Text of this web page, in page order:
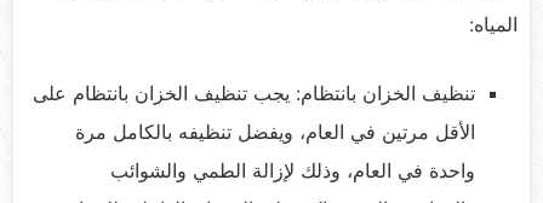
المياه:
تنظيف الخزان بانتظام: يجب تنظيف الخزان بانتظام على
الأقل مرتين في العام، ويفضل تنظيفه بالكامل مرة
واحدة في العام، وذلك لإزالة الطمي والشوائب